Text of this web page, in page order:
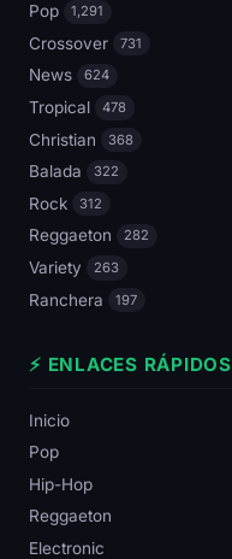
Pop 1,291
Crossover 731
News 624
Tropical 478
Christian 368
Balada 322
Rock 312
Reggaeton 282
Variety 263
Ranchera 197
⚡ ENLACES RÁPIDOS
Inicio
Pop
Hip-Hop
Reggaeton
Electronic